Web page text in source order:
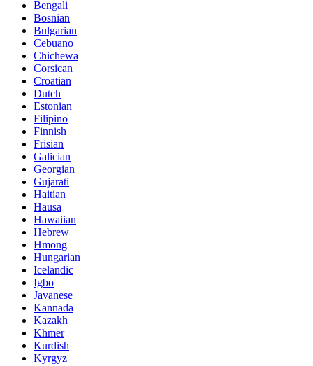
Bengali
Bosnian
Bulgarian
Cebuano
Chichewa
Corsican
Croatian
Dutch
Estonian
Filipino
Finnish
Frisian
Galician
Georgian
Gujarati
Haitian
Hausa
Hawaiian
Hebrew
Hmong
Hungarian
Icelandic
Igbo
Javanese
Kannada
Kazakh
Khmer
Kurdish
Kyrgyz